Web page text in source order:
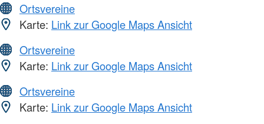
Ortsvereine
Karte: Link zur Google Maps Ansicht
Ortsvereine
Karte: Link zur Google Maps Ansicht
Ortsvereine
Karte: Link zur Google Maps Ansicht